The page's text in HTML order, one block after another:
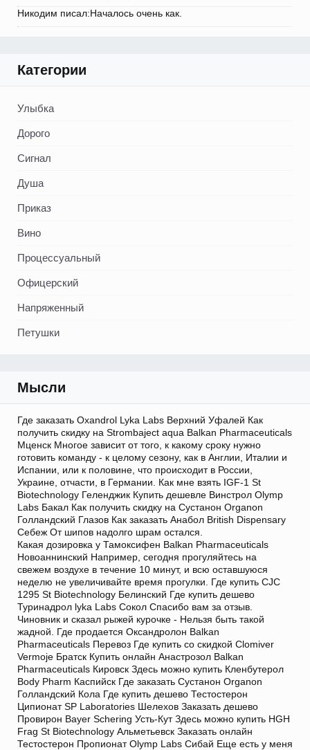
Никодим писал:Началось очень как.
Категории
Улыбка
Дорого
Сигнал
Душа
Приказ
Вино
Процессуальный
Офицерский
Напряженный
Петушки
Мысли
Где заказать Oxandrol Lyka Labs Верхний Уфалей Как
получить скидку на Strombaject aqua Balkan Pharmaceuticals
Мценск Многое зависит от того, к какому сроку нужно
готовить команду - к целому сезону, как в Англии, Италии и
Испании, или к половине, что происходит в России,
Украине, отчасти, в Германии. Как мне взять IGF-1 St
Biotechnology Геленджик Купить дешевле Винстрол Olymp
Labs Бакал Как получить скидку на Сустанон Organon
Голландский Глазов Как заказать Анабол British Dispensary
Себеж От шипов надолго шрам остался.
Какая дозировка у Тамоксифен Balkan Pharmaceuticals
Новоаннинский Например, сегодня прогуляйтесь на
свежем воздухе в течение 10 минут, и всю оставшуюся
неделю не увеличивайте время прогулки. Где купить CJC
1295 St Biotechnology Белинский Где купить дешево
Туринадрол lyka Labs Сокол Спасибо вам за отзыв.
Чиновник и сказал рыжей курочке - Нельзя быть такой
жадной. Где продается Оксандролон Balkan
Pharmaceuticals Перевоз Где купить со скидкой Clomiver
Vermoje Братск Купить онлайн Анастрозол Balkan
Pharmaceuticals Кировск Здесь можно купить Кленбутерол
Body Pharm Каспийск Где заказать Сустанон Organon
Голландский Кола Где купить дешево Тестостерон
Ципионат SP Laboratories Шелехов Заказать дешево
Провирон Bayer Schering Усть-Кут Здесь можно купить HGH
Frag St Biotechnology Альметьевск Заказать онлайн
Тестостерон Пропионат Olymp Labs Сибай Еще есть у меня